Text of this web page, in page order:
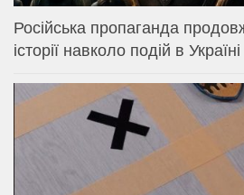
Російська пропаганда
історії навколо подій в Україні